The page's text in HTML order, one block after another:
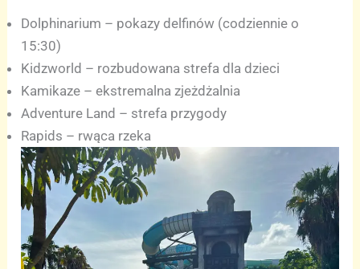
Dolphinarium – pokazy delfinów (codziennie o
15:30)
Kidzworld – rozbudowana strefa dla dzieci
Kamikaze – ekstremalna zjeżdżalnia
Adventure Land – strefa przygody
Rapids – rwąca rzeka